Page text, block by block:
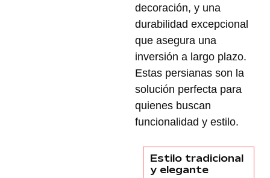
decoración, y una
durabilidad excepcional
que asegura una
inversión a largo plazo.
Estas persianas son la
solución perfecta para
quienes buscan
funcionalidad y estilo.
Estilo tradicional
y elegante